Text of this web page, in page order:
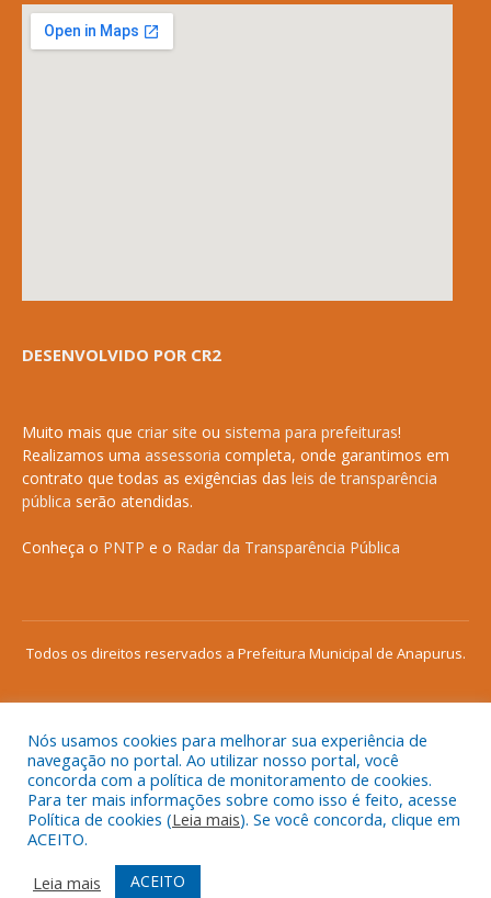
DESENVOLVIDO POR CR2
Muito mais que criar site ou sistema para prefeituras!
Realizamos uma assessoria completa, onde garantimos em
contrato que todas as exigências das leis de transparência
pública serão atendidas.
Conheça o PNTP e o Radar da Transparência Pública
Todos os direitos reservados a Prefeitura Municipal de Anapurus.
Mapa do Site
Acessar Área Administrativa
Acessar o Webmail
Nós usamos cookies para melhorar sua experiência de
navegação no portal. Ao utilizar nosso portal, você
concorda com a política de monitoramento de cookies.
Para ter mais informações sobre como isso é feito, acesse
Política de cookies (Leia mais). Se você concorda, clique em
ACEITO.
Leia mais
ACEITO